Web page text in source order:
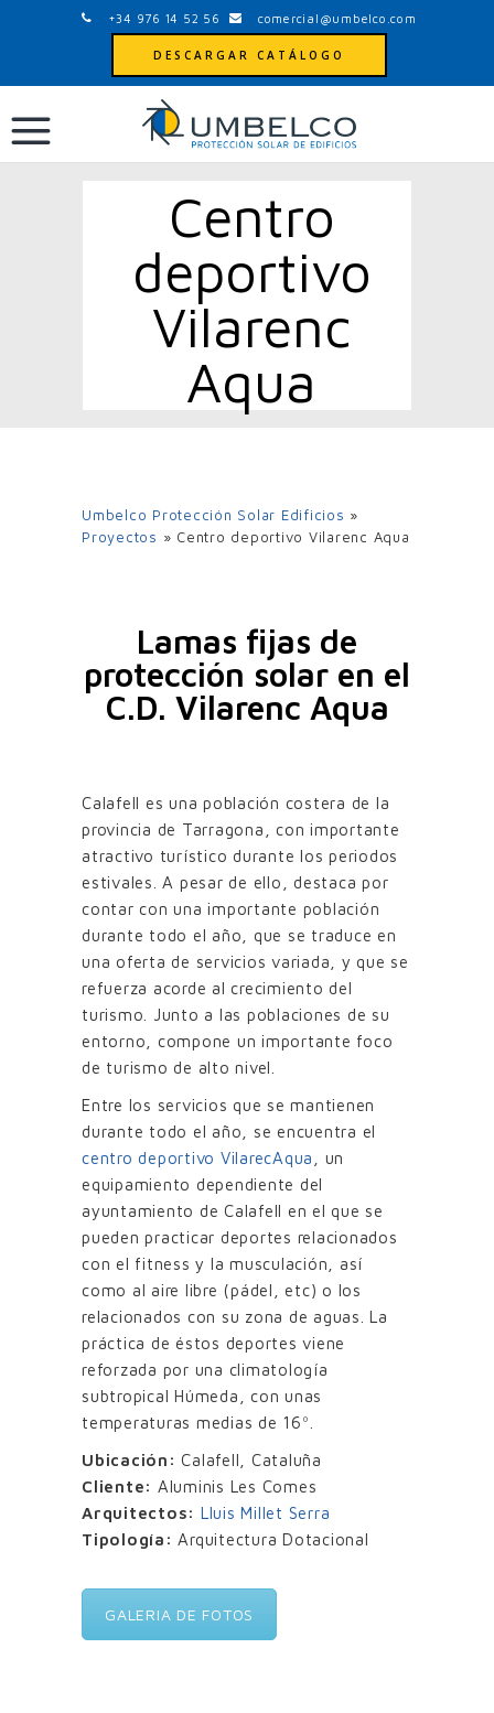
+34 976 14 52 56 comercial@umbelco.com
DESCARGAR CATÁLOGO
Centro
deportivo
Vilarenc
Aqua
Umbelco Protección Solar Edificios »
Proyectos » Centro deportivo Vilarenc Aqua
Lamas fijas de
protección solar en el
C.D. Vilarenc Aqua
Calafell es una población costera de la
provincia de Tarragona, con importante
atractivo turístico durante los periodos
estivales. A pesar de ello, destaca por
contar con una importante población
durante todo el año, que se traduce en
una oferta de servicios variada, y que se
refuerza acorde al crecimiento del
turismo. Junto a las poblaciones de su
entorno, compone un importante foco
de turismo de alto nivel.
Entre los servicios que se mantienen
durante todo el año, se encuentra el
centro deportivo VilarecAqua
, un
equipamiento dependiente del
ayuntamiento de Calafell en el que se
pueden practicar deportes relacionados
con el fitness y la musculación, así
como al aire libre (pádel, etc) o los
relacionados con su zona de aguas. La
práctica de éstos deportes viene
reforzada por una climatología
subtropical Húmeda, con unas
temperaturas medias de 16º.
Ubicación: Calafell, Cataluña
Cliente: Aluminis Les Comes
Arquitectos: Lluis Millet Serra
Tipología: Arquitectura Dotacional
GALERIA DE FOTOS